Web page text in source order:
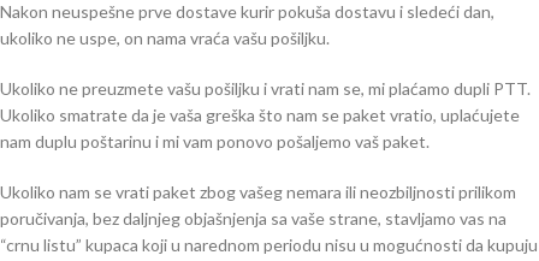
Nakon neuspešne prve dostave kurir pokuša dostavu i sledeći dan,
ukoliko ne uspe, on nama vraća vašu pošiljku.
Ukoliko ne preuzmete vašu pošiljku i vrati nam se, mi plaćamo dupli PTT.
Ukoliko smatrate da je vaša greška što nam se paket vratio, uplaćujete
nam duplu poštarinu i mi vam ponovo pošaljemo vaš paket.
Ukoliko nam se vrati paket zbog vašeg nemara ili neozbiljnosti prilikom
poručivanja, bez daljnjeg objašnjenja sa vaše strane, stavljamo vas na
“crnu listu” kupaca koji u narednom periodu nisu u mogućnosti da kupuju